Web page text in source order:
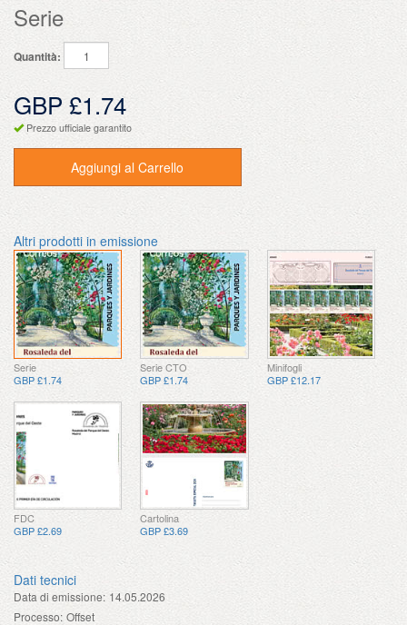
Serie
Quantità:
GBP £1.74
Prezzo ufficiale garantito
Aggiungi al Carrello
Altri prodotti in emissione
Serie
GBP £1.74
Serie CTO
GBP £1.74
Minifogli
GBP £12.17
FDC
GBP £2.69
Cartolina
GBP £3.69
Dati tecnici
Data di emissione: 14.05.2026
Processo: Offset